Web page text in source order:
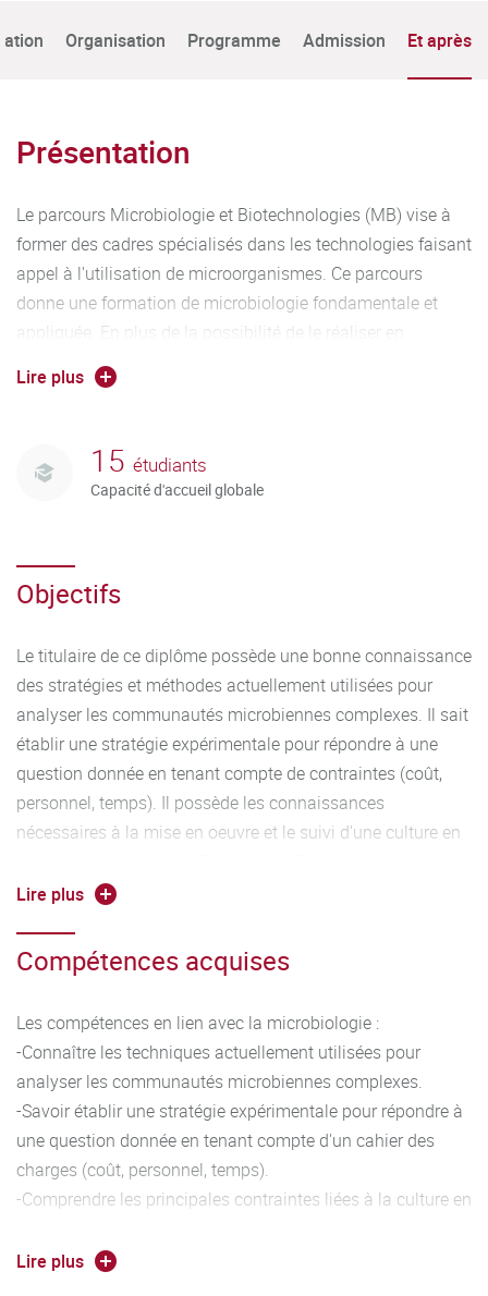
Organisation Programme Admission Et après
Présentation
Le parcours Microbiologie et Biotechnologies (MB) vise à
former des cadres spécialisés dans les technologies faisant
appel à l'utilisation de microorganismes. Ce parcours
donne une formation de microbiologie fondamentale et
appliquée. En plus de la possibilité de le réaliser en
formation initiale, il est conçu pour permettre une
alternance entre des périodes à l’Université et des périodes
en contrat de professionnalisation ou en contrat
d’apprentissage.
Lire plus
15 étudiants
Capacité d'accueil globale
Objectifs
Le titulaire de ce diplôme possède une bonne connaissance
des stratégies et méthodes actuellement utilisées pour
analyser les communautés microbiennes complexes. Il sait
établir une stratégie expérimentale pour répondre à une
question donnée en tenant compte de contraintes (coût,
personnel, temps). Il possède les connaissances
nécessaires à la mise en oeuvre et le suivi d'une culture en
microbiologiques au cours d’un procédé. Il connaît le cadre
agroalimentaire. Il dispose des connaissances scientifiques
lui permettant de développer et concevoir des technologies
Lire plus
Compétences acquises
Les compétences en lien avec la microbiologie :
-Connaître les techniques actuellement utilisées pour
analyser les communautés microbiennes complexes.
-Savoir établir une stratégie expérimentale pour répondre à
une question donnée en tenant compte d'un cahier des
charges (coût, personnel, temps).
-Comprendre les principales contraintes liées à la culture en
de ceux-ci.
Lire plus